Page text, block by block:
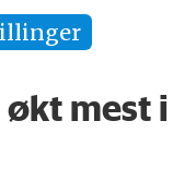
mest i